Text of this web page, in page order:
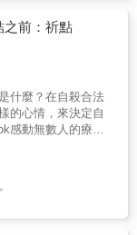
沒有影響堅強的雪
自然與愛的故事。?
以休息喘口氣，做
一切平復之後，再
此，逃避絕對不是
需要逃避的時刻。
每個人都很善良、
式的愛，是這個時
癖」，談心愛的夏
必讀《源氏物
子不二雄……跨幅
三浦紫苑獨有的幽
喜歡上了！
之前：祈點
什麼？在自殺合法
的心情，來決定自
動無數人的療癒
贖現代社會的作
找回了活下去的勇
活不下去嗎？」人是